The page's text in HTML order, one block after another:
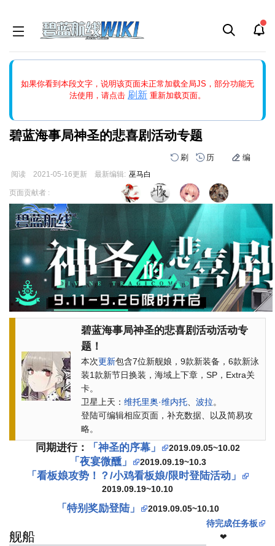
如果你看到本段文字，说明该页面未正常加载全局JS，部分功能无
法使用，请点击 刷新 重新加载页面。
能中的刷新按钮清除页面缓存并刷新，如果还有问题，请多尝试几
碧蓝海事局神圣的悲喜剧活动专题
刷 历 编
阅读 2021-05-16更新 最新编辑: 巫马白
跳
导
航
跳
搜
索
页面贡献者 :
碧蓝海事局神圣的悲喜剧活动活动专
题！
本次更新包含7位新舰娘，9款新装备，6款新泳
装1款新节日换装，海域上下章，SP，Extra关
卡。
卫星上天： 维托里奥·维内托、 波拉。
登陆可编辑相应页面，补充数据、以及简易攻
略。
同期进行： 「神圣的序幕」 2019.09.05~10.02
「夜宴微醺」 2019.09.19~10.3
「看板娘攻势！？/小鸡看板娘/限时登陆活动」
2019.09.19~10.10
「特别奖励登陆」
2019.09.05~10.10
待完成任务板
❤
舰船